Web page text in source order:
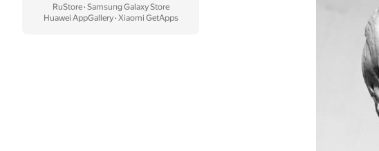
RuStore· Samsung Galaxy Store
Huawei AppGallery· Xiaomi GetApps